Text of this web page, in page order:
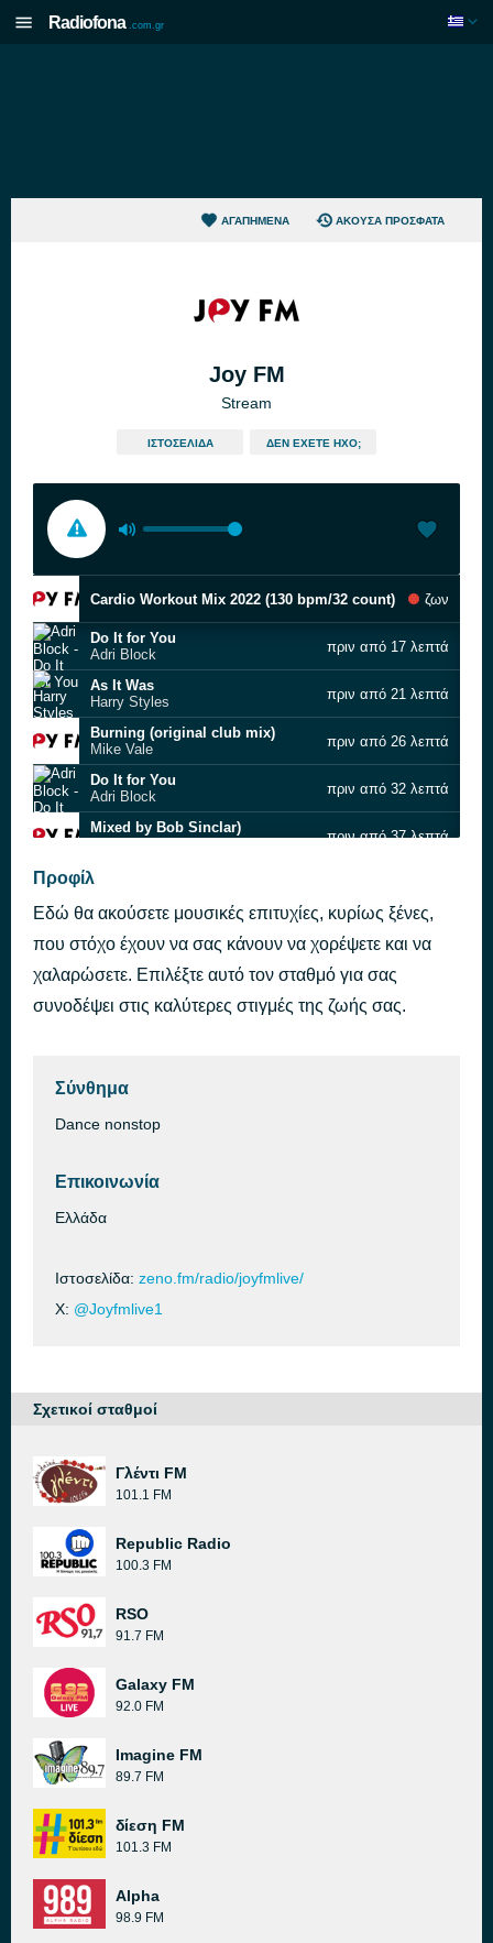
Radiofona .com.gr
ΑΓΑΠΗΜΈΝΑ ΆΚΟΥΣΑ ΠΡΌΣΦΑΤΑ
Joy FM
Stream
ΙΣΤΟΣΕΛΊΔΑ ΔΕΝ ΈΧΕΤΕ ΉΧΟ;
Cardio Workout Mix 2022 (130 bpm/32 count) ζων
Do It for You
Adri Block
πριν από 17 λεπτά
As It Was
Harry Styles
πριν από 21 λεπτά
Burning (original club mix)
Mike Vale
πριν από 26 λεπτά
Do It for You
Adri Block
πριν από 32 λεπτά
Mixed by Bob Sinclar)
πριν από 37 λεπτά
The beat goes on - Roger Sanchez Remix
Bob Sinclar
Mashups & Remixes Of Popular Songs 2022 | Best Club Music Remix Mix 2022 ??
SUMMER DANCE MIX 2022
πριν από 57 λεπτά
Rushing (extended mix)
Προφίλ
Εδώ θα ακούσετε μουσικές επιτυχίες, κυρίως ξένες,
που στόχο έχουν να σας κάνουν να χορέψετε και να
χαλαρώσετε. Επιλέξτε αυτό τον σταθμό για σας
συνοδέψει στις καλύτερες στιγμές της ζωής σας.
Σύνθημα
Dance nonstop
Επικοινωνία
Ελλάδα
Ιστοσελίδα: zeno.fm/radio/joyfmlive/
X: @Joyfmlive1
Σχετικοί σταθμοί
Γλέντι FM
101.1 FM
Republic Radio
100.3 FM
RSO
91.7 FM
Galaxy FM
92.0 FM
Imagine FM
89.7 FM
δίεση FM
101.3 FM
Alpha
98.9 FM